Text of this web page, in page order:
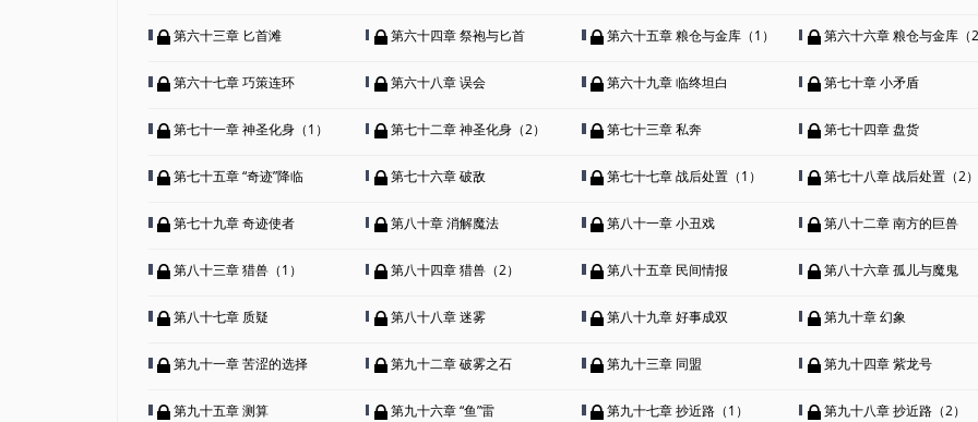
第六十三章 匕首滩 第六十四章 祭袍与匕首 第六十五章 粮仓与金库（1） 第六十六章 粮仓与金库（
第六十七章 巧策连环 第六十八章 误会 第六十九章 临终坦白 第七十章 小矛盾
第七十一章 神圣化身（1） 第七十二章 神圣化身（2） 第七十三章 私奔 第七十四章 盘货
第七十五章 “奇迹”降临 第七十六章 破敌 第七十七章 战后处置（1） 第七十八章 战后处置（2）
第七十九章 奇迹使者 第八十章 消解魔法 第八十一章 小丑戏 第八十二章 南方的巨兽
第八十三章 猎兽（1） 第八十四章 猎兽（2） 第八十五章 民间情报 第八十六章 孤儿与魔鬼
第八十七章 质疑 第八十八章 迷雾 第八十九章 好事成双 第九十章 幻象
第九十一章 苦涩的选择 第九十二章 破雾之石 第九十三章 同盟 第九十四章 紫龙号
第九十五章 测算 第九十六章 “鱼”雷 第九十七章 抄近路（1） 第九十八章 抄近路（2）